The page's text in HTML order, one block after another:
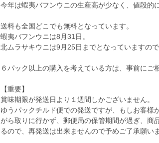
今年は蝦夷バフンウニの生産高が少なく、値段的
送料も全国どこでも無料となっています。
蝦夷バフンウニは8月31日。
北ムラサキウニは9月25日までとなっていますの
６パック以上の購入を考えている方は、事前にご
【重要】
賞味期限が発送日より１週間しかございません。
ゆうパックチルド便での発送ですが、もしお客様
がら取りに行かず、郵便局の保管期間が過ぎ、商